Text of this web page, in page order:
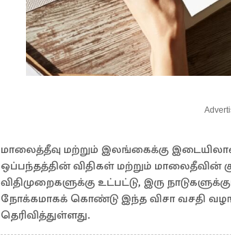
மாலைத்தீவு மற்றும் இலங்கைக்கு
ஒப்பந்தத்தின் விதிகள் மற்றும் மாலைதீவின்
விதிமுறைகளுக்கு உட்பட்டு, இரு
நோக்கமாகக் கொண்டு இந்த விசா வசதி
தெரிவித்துள்ளது.